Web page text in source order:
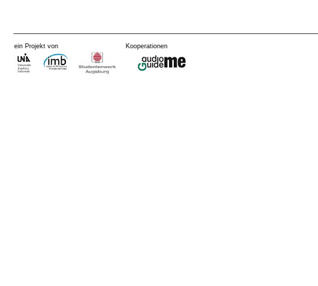
ein Projekt von Kooperationen